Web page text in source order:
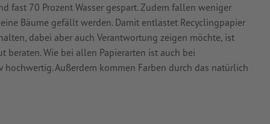
fast 70 Prozent Wasser gespart. Zudem fallen weniger
Bäume gefällt werden. Damit entlastet Recyclingpapier
dabei aber auch Verantwortung zeigen möchte, ist
beraten. Wie bei allen Papierarten ist auch bei
Außerdem kommen Farben durch das natürlich